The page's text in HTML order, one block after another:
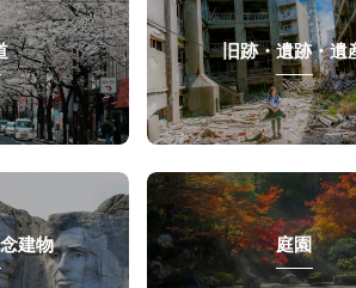
旧跡・遺跡・遺
建物 庭園